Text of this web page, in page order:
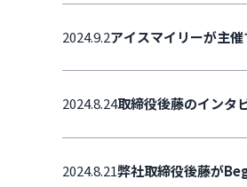
2024.9.2アイスマイリーが主
2024.8.24取締役後藤のインタ
2024.8.21弊社取締役後藤が